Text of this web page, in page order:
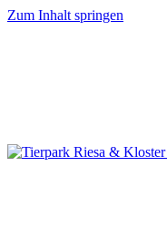
Zum Inhalt springen